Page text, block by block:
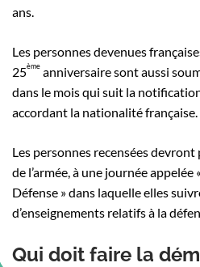
ans.
Les personnes devenues
25ème anniversaire sont aussi
dans le mois qui suit la
accordant la nationalité française.
Les personnes recensées
de l’armée, à une journée
Défense » dans laquelle elles
d’enseignements relatifs à la
Qui doit faire la